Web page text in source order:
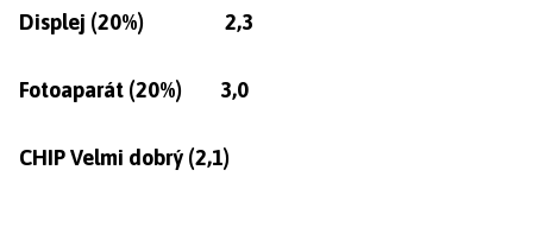
Displej (20%) 2,3
Fotoaparát (20%) 3,0
CHIP Velmi dobrý (2,1)